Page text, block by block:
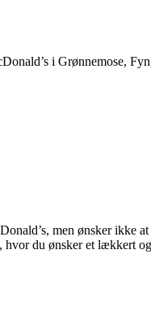
i Grønnemose,
men ønsker ikke
du ønsker et lækkert